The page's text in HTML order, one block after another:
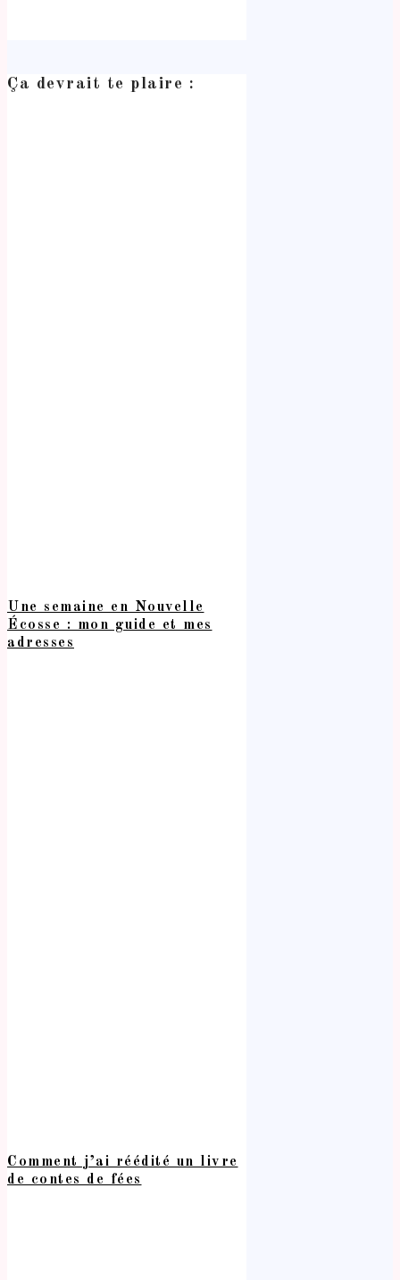
Ça devrait te plaire :
Une semaine en Nouvelle
Écosse : mon guide et mes
adresses
Comment j’ai réédité un livre
de contes de fées